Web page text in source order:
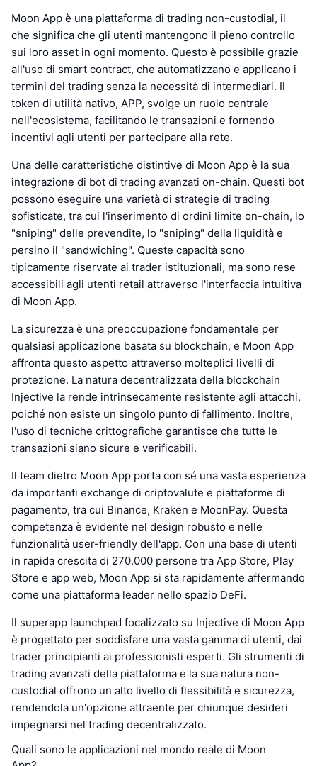
Moon App è una piattaforma di trading non-custodial, il
che significa che gli utenti mantengono il pieno controllo
sui loro asset in ogni momento. Questo è possibile grazie
all'uso di smart contract, che automatizzano e applicano i
termini del trading senza la necessità di intermediari. Il
token di utilità nativo, APP, svolge un ruolo centrale
nell'ecosistema, facilitando le transazioni e fornendo
incentivi agli utenti per partecipare alla rete.
Una delle caratteristiche distintive di Moon App è la sua
integrazione di bot di trading avanzati on-chain. Questi bot
possono eseguire una varietà di strategie di trading
sofisticate, tra cui l'inserimento di ordini limite on-chain, lo
"sniping" delle prevendite, lo "sniping" della liquidità e
persino il "sandwiching". Queste capacità sono
tipicamente riservate ai trader istituzionali, ma sono rese
accessibili agli utenti retail attraverso l'interfaccia intuitiva
di Moon App.
La sicurezza è una preoccupazione fondamentale per
qualsiasi applicazione basata su blockchain, e Moon App
affronta questo aspetto attraverso molteplici livelli di
protezione. La natura decentralizzata della blockchain
Injective la rende intrinsecamente resistente agli attacchi,
poiché non esiste un singolo punto di fallimento. Inoltre,
l'uso di tecniche crittografiche garantisce che tutte le
transazioni siano sicure e verificabili.
Il team dietro Moon App porta con sé una vasta esperienza
da importanti exchange di criptovalute e piattaforme di
pagamento, tra cui Binance, Kraken e MoonPay. Questa
competenza è evidente nel design robusto e nelle
funzionalità user-friendly dell'app. Con una base di utenti
in rapida crescita di 270.000 persone tra App Store, Play
Store e app web, Moon App si sta rapidamente affermando
come una piattaforma leader nello spazio DeFi.
Il superapp launchpad focalizzato su Injective di Moon App
è progettato per soddisfare una vasta gamma di utenti, dai
trader principianti ai professionisti esperti. Gli strumenti di
trading avanzati della piattaforma e la sua natura non-
custodial offrono un alto livello di flessibilità e sicurezza,
rendendola un'opzione attraente per chiunque desideri
impegnarsi nel trading decentralizzato.
Quali sono le applicazioni nel mondo reale di Moon